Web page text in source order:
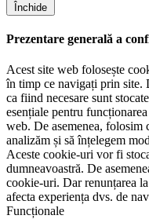
Închide
Prezentare generală a
Acest site web folosește
în timp ce navigați prin site.
ca fiind necesare sunt
esențiale pentru
web. De asemenea, folosim
analizăm și să înțelegem
Aceste cookie-uri vor fi
dumneavoastră. De
cookie-uri. Dar renunțarea
afecta experiența dvs. de
Funcționale